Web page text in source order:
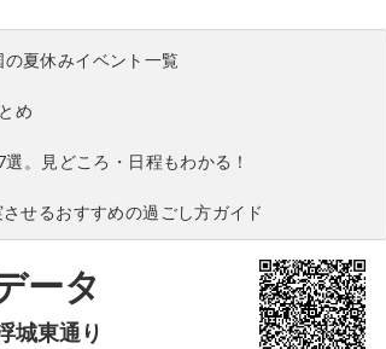
夏休みイベント一覧
め
。見どころ・日程もわかる！
せるおすすめの過ごし方ガイド
ータ
城東通り